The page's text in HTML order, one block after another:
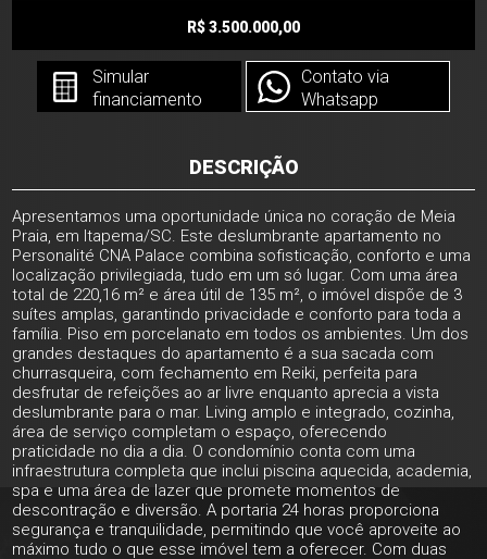
R$ 3.500.000,00
Simular
financiamento
Contato via
Whatsapp
DESCRIÇÃO
Apresentamos uma oportunidade única no coração de Meia
Praia, em Itapema/SC. Este deslumbrante apartamento no
Personalité CNA Palace combina sofisticação, conforto e uma
localização privilegiada, tudo em um só lugar. Com uma área
total de 220,16 m² e área útil de 135 m², o imóvel dispõe de 3
suítes amplas, garantindo privacidade e conforto para toda a
família. Piso em porcelanato em todos os ambientes. Um dos
grandes destaques do apartamento é a sua sacada com
churrasqueira, com fechamento em Reiki, perfeita para
desfrutar de refeições ao ar livre enquanto aprecia a vista
deslumbrante para o mar. Living amplo e integrado, cozinha,
área de serviço completam o espaço, oferecendo
praticidade no dia a dia. O condomínio conta com uma
infraestrutura completa que inclui piscina aquecida, academia,
spa e uma área de lazer que promete momentos de
descontração e diversão. A portaria 24 horas proporciona
segurança e tranquilidade, permitindo que você aproveite ao
máximo tudo o que esse imóvel tem a oferecer. Com duas